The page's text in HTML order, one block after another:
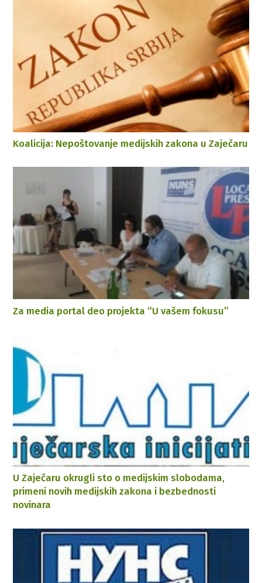
Koalicija: Nepoštovanje medijskih zakona u Zaječaru
Za media portal deo projekta “U vašem fokusu”
U Zaječaru okrugli sto o medijskim slobodama,
primeni novih medijskih zakona i bezbednosti
novinara